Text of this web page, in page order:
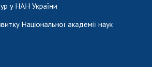
у НАН України
Національної академії наук